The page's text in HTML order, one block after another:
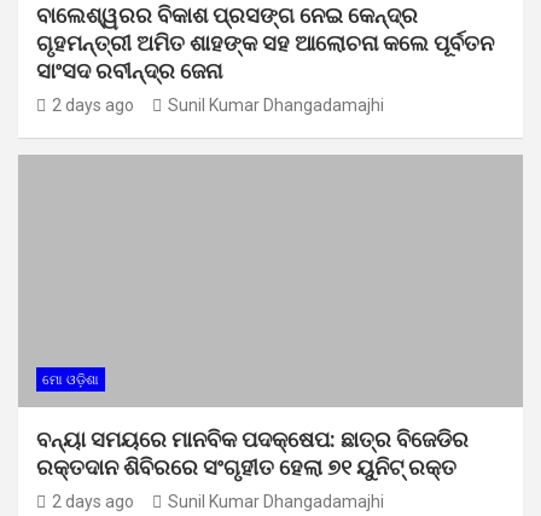
ବାଲେଶ୍ୱରର ବିକାଶ ପ୍ରସଙ୍ଗ ନେଇ କେନ୍ଦ୍ର
ଗୃହମନ୍ତ୍ରୀ ଅମିତ ଶାହଙ୍କ ସହ ଆଲୋଚନା କଲେ ପୂର୍ବତନ
ସାଂସଦ ରବୀନ୍ଦ୍ର ଜେନା
2 days ago Sunil Kumar Dhangadamajhi
ମୋ ଓଡ଼ିଶା
ବନ୍ୟା ସମୟରେ ମାନବିକ ପଦକ୍ଷେପ: ଛାତ୍ର ବିଜେଡିର
ରକ୍ତଦାନ ଶିବିରରେ ସଂଗୃହୀତ ହେଲା ୭୧ ୟୁନିଟ୍ ରକ୍ତ
2 days ago Sunil Kumar Dhangadamajhi